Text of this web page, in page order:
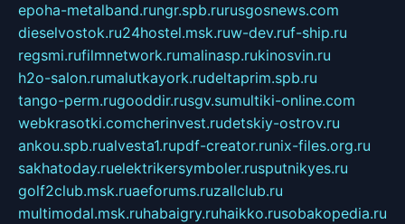
epoha-metalband.rungr.spb.rurusgosnews.com
dieselvostok.ru24hostel.msk.ruw-dev.ruf-ship.ru
regsmi.rufilmnetwork.rumalinasp.rukinosvin.ru
h2o-salon.rumalutkayork.rudeltaprim.spb.ru
tango-perm.rugooddir.rusgv.sumultiki-online.com
webkrasotki.comcherinvest.rudetskiy-ostrov.ru
ankou.spb.rualvesta1.rupdf-creator.runix-files.org.ru
sakhatoday.ruelektrikersymboler.rusputnikyes.ru
golf2club.msk.ruaeforums.ruzallclub.ru
multimodal.msk.ruhabaigry.ruhaikko.rusobakopedia.ru